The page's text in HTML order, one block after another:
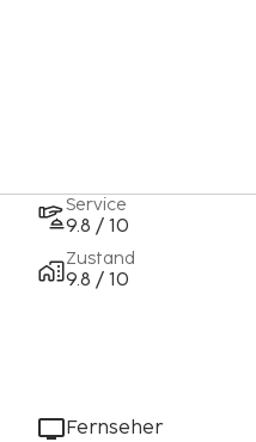
Service
9.8 / 10
Zustand
9.8 / 10
Fernseher